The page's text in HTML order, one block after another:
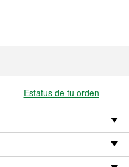
Estatus de tu orden